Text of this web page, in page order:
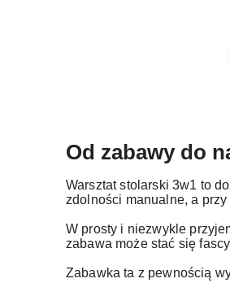
Od zabawy do
Warsztat stolarski 3w1 to
zdolności manualne, a
W prosty i niezwykle
zabawa może stać się
Zabawka ta z pewnością